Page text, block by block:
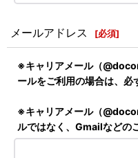
メールアドレス [必須]
※キャリアメール（
ールをご利用の場合は、
※キャリアメール（
ルではなく、Gmailなどの